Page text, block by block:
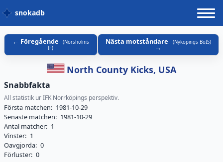
snokadb
Föregående (Norsholms
IF)
Nästa motståndare (Nyköpings BoIS)
North County Kicks, USA
Snabbfakta
All statistik ur IFK Norrköpings perspektiv.
Första matchen: 1981-10-29
Senaste matchen: 1981-10-29
Antal matcher: 1
Vinster: 1
Oavgjorda: 0
Förluster: 0